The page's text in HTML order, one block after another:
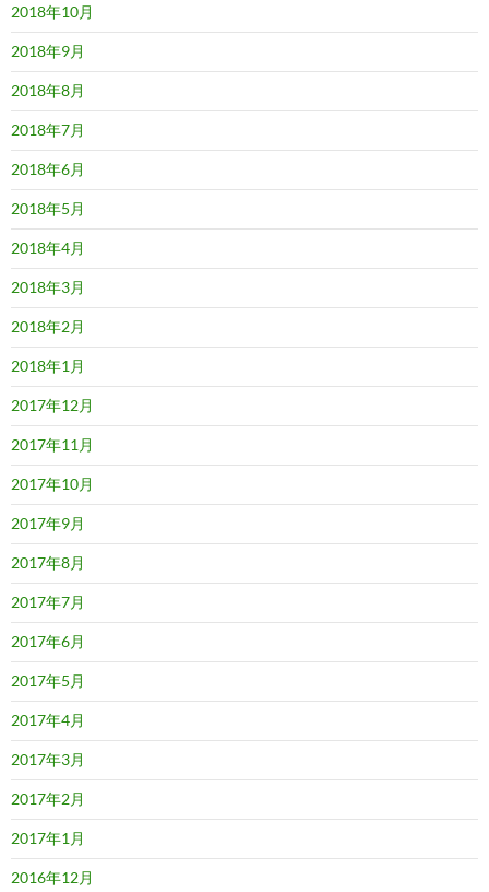
2018年10月
2018年9月
2018年8月
2018年7月
2018年6月
2018年5月
2018年4月
2018年3月
2018年2月
2018年1月
2017年12月
2017年11月
2017年10月
2017年9月
2017年8月
2017年7月
2017年6月
2017年5月
2017年4月
2017年3月
2017年2月
2017年1月
2016年12月